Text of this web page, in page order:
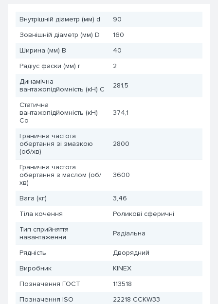
Внутрішній діаметр (мм) d
90
Зовнішній діаметр (мм) D
160
Ширина (мм) B
40
Радіус фаски (мм) r
2
Динамічна
вантажопідйомність (кН) C
281,5
Статична
вантажопідйомність (кН)
Co
374,1
Гранична частота
обертання зі змазкою
(об/хв)
2800
Гранична частота
обертання з маслом (об/
хв)
3600
Вага (кг)
3,46
Тіла кочення
Роликові сферичні
Тип сприйняття
навантаження
Радіальна
Рядність
Дворядний
Виробник
KINEX
Позначення ГОСТ
113518
Позначення ISO
22218 CCKW33